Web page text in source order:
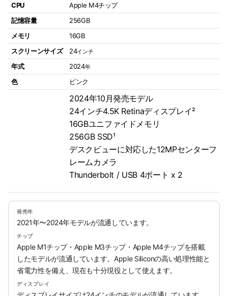
CPU
Apple M4チップ
記憶容量
256GB
メモリ
16GB
スクリーンサイズ
24インチ
年式 2024年
色 ピンク
2024年10月発売モデル
24インチ4.5K Retinaディスプレイ²
16GBユニファイドメモリ
256GB SSD¹
デスクビューに対応した12MPセンターフ
レームカメラ
Thunderbolt / USB 4ポート x 2
発売年
2021年〜2024年モデルが流通しています。
チップ
Apple M1チップ・Apple M3チップ・Apple M4チップを搭載
したモデルが流通しています。Apple Siliconの高い処理性能と
省電力性を備え、現在も十分現役として使えます。
ディスプレイ